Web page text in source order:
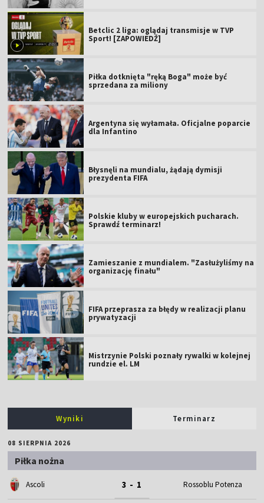
Betclic 2 liga: oglądaj transmisje w TVP
Sport! [ZAPOWIEDŹ]
Piłka dotknięta "ręką Boga" może być
sprzedana za miliony
Argentyna się wyłamała. Oficjalne poparcie
dla Infantino
Błysnęli na mundialu, żądają dymisji
prezydenta FIFA
Polskie kluby w europejskich pucharach.
Sprawdź terminarz!
Zamieszanie z mundialem. "Zasłużyliśmy na
organizację finału"
FIFA przeprasza za błędy w realizacji planu
prywatyzacji
Mistrzynie Polski poznały rywalki w kolejnej
rundzie el. LM
Wyniki Terminarz
08 SIERPNIA 2026
Piłka nożna
Ascoli 3 - 1 Rossoblu Potenza